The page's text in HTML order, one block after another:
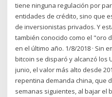
tiene ninguna regulación por
entidades de crédito, sino que
de inversionistas privados. Y
también conocido como el "oro
en el último año. 1/8/2018 · Sin
bitcoin se disparó y alcanzó los
junio, el valor más alto desde
repentina demanda china, que
semanas siguientes, al bajar el